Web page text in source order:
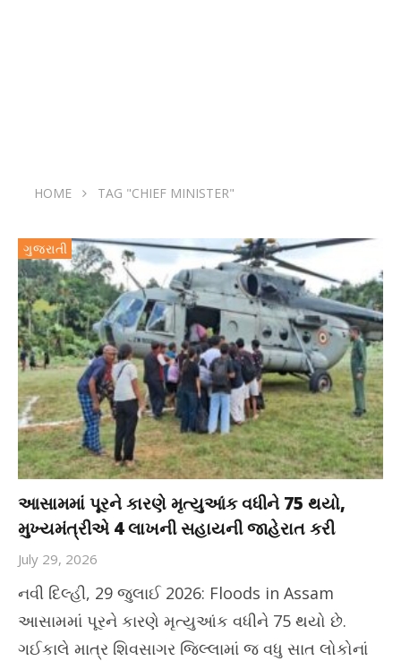
HOME TAG "CHIEF MINISTER"
ગુજરાતી
આસામમાં પૂરને કારણે મૃત્યુઆંક વધીને 75 થયો,
મુખ્યમંત્રીએ 4 લાખની સહાયની જાહેરાત કરી
July 29, 2026
નવી દિલ્હી, 29 જુલાઈ 2026: Floods in Assam
આસામમાં પૂરને કારણે મૃત્યુઆંક વધીને 75 થયો છે.
ગઈકાલે માત્ર શિવસાગર જિલ્લામાં જ વધુ સાત લોકોનાં